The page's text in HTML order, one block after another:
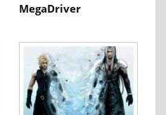
MegaDriver